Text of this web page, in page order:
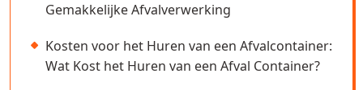
Gemakkelijke Afvalverwerking
Kosten voor het Huren van een Afvalcontainer:
Wat Kost het Huren van een Afval Container?